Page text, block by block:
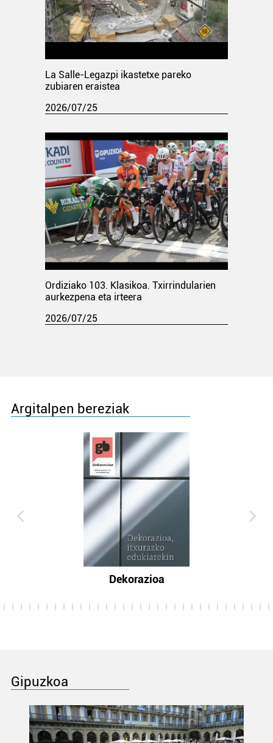
La Salle-Legazpi ikastetxe pareko
zubiaren eraistea
2026/07/25
Ordiziako 103. Klasikoa. Txirrindularien
aurkezpena eta irteera
2026/07/25
Argitalpen bereziak
Dekorazioa
Gipuzkoa